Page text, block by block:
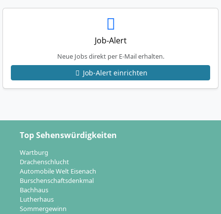
Job-Alert
Neue Jobs direkt per E-Mail erhalten.
Job-Alert einrichten
Top Sehenswürdigkeiten
Wartburg
Drachenschlucht
Automobile Welt Eisenach
Burschenschaftsdenkmal
Bachhaus
Lutherhaus
Sommergewinn